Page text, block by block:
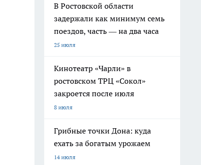
В Ростовской области
задержали как минимум семь
поездов, часть — на два часа
25 июля
Кинотеатр «Чарли» в
ростовском ТРЦ «Сокол»
закроется после июля
8 июля
Грибные точки Дона: куда
ехать за богатым урожаем
14 июля